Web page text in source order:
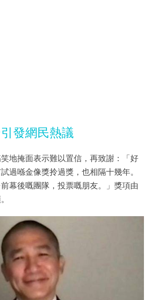
發網民熱議
地掩面表示難以置信，再致謝：「好
過喺金像獎拎過獎，也相隔十幾年。
幕後嘅團隊，投票嘅朋友。」獎項由